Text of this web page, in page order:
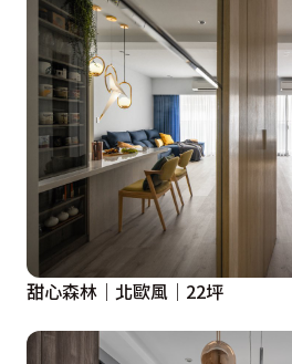
甜心森林｜北歐風｜22坪